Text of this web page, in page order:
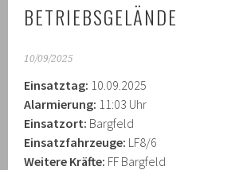
BETRIEBSGELÄNDE
10/09/2025
Einsatztag: 10.09.2025
Alarmierung: 11:03 Uhr
Einsatzort: Bargfeld
Einsatzfahrzeuge: LF8/6
Weitere Kräfte: FF Bargfeld